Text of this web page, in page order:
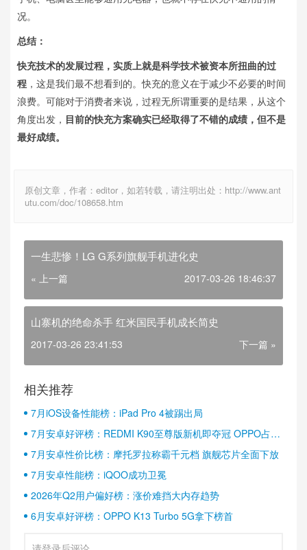
况。
总结：
快充技术的发展过程，实质上就是科学技术被资本所扭曲的过
程 ，这是我们最不想看到的。快充的意义在于减少不必要的时间
浪费。可能对于消费者来说，过程无所谓重要的是结果，从这个
角度出发， 目前的快充方案确实已经取得了不错的成绩，但不是
最好成绩。
原创文章，作者：editor，如若转载，请注明出处：http://www.ant
utu.com/doc/108658.htm
一生悲惨！LG G系列旗舰手机进化史
« 上一篇 2017-03-26 18:46:37
山寨机的绝命杀手 红米国民手机成长简史
2017-03-26 23:41:53 下一篇 »
相关推荐
7月iOS设备性能榜：iPad Pro 4被踢出局
7月安卓好评榜：REDMI K90至尊版新机即夺冠 OPPO占据
半壁江山
7月安卓性价比榜：摩托罗拉称霸千元档 旗舰芯片全面下放
7月安卓性能榜：iQOO成功卫冕
2026年Q2用户偏好榜：涨价难挡大内存趋势
6月安卓好评榜：OPPO K13 Turbo 5G拿下榜首